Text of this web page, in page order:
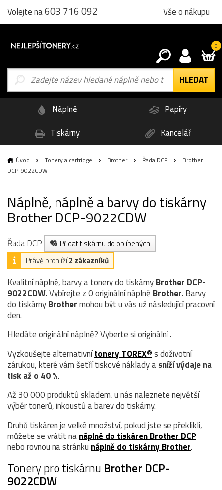
Volejte na603 716 092 Vše o nákupu
0
Náplně
Papíry
Tiskárny
Kancelář
Úvod Tonery a cartridge Brother Řada DCP
Brother
DCP-9022CDW
Náplně, náplně a barvy do tiskárny
Brother DCP-9022CDW
Řada DCP
Přidat tiskárnu do oblíbených
Právě prohlíží2 zákazníků
Kvalitní náplně, barvy a tonery do tiskárnyBrother DCP-
9022CDW. Vybírejte z 0 originální náplně Brother. Barvy
do tiskárnyBrothermohou být u vás už následující pracovní
den.
Hledáte originální náplně? Vyberte si originální .
Vyzkoušejte alternativnítonery TOREX®s doživotní
zárukou, které vám šetří tiskové náklady asníží výdaje na
tisk až o 40 %.
Až 30 000 produktů skladem, u nás naleznete největší
výběr tonerů, inkoustů a barev do tiskárny.
Druhů tiskáren je velké množství, pokud jste se překlikli,
můžete se vrátit nanáplně do tiskáren Brother DCP
nebo rovnou na stránku náplně do tiskárny Brother.
Tonery pro tiskárnu Brother DCP-
9022CDW